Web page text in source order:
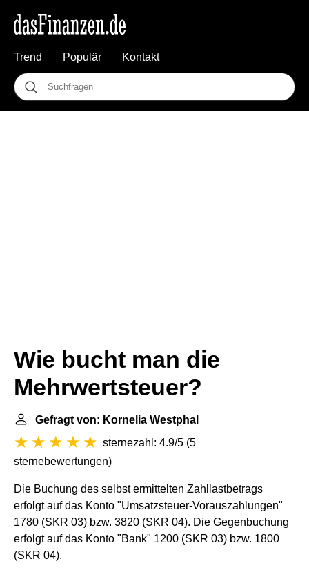
Trend Populär Kontakt
Wie bucht man die
Mehrwertsteuer?
Gefragt von: Kornelia Westphal
sternezahl: 4.9/5 (5
sternebewertungen)
Die Buchung des selbst ermittelten Zahllastbetrags
erfolgt auf das Konto "Umsatzsteuer-Vorauszahlungen"
1780 (SKR 03) bzw. 3820 (SKR 04). Die Gegenbuchung
erfolgt auf das Konto "Bank" 1200 (SKR 03) bzw. 1800
(SKR 04).